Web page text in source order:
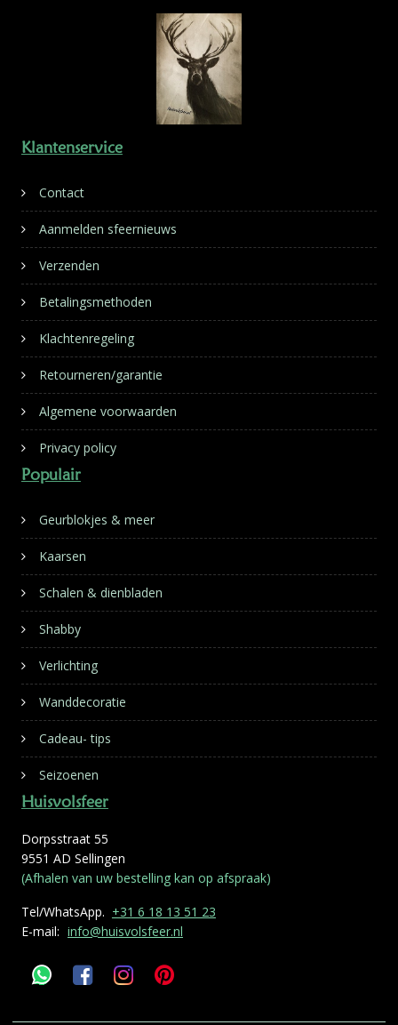
Klantenservice
Contact
Aanmelden sfeernieuws
Verzenden
Betalingsmethoden
Klachtenregeling
Retourneren/garantie
Algemene voorwaarden
Privacy policy
Populair
Geurblokjes & meer
Kaarsen
Schalen & dienbladen
Shabby
Verlichting
Wanddecoratie
Cadeau- tips
Seizoenen
Huisvolsfeer
Dorpsstraat 55
9551 AD Sellingen
(Afhalen van uw bestelling kan op afspraak)
Tel/WhatsApp. +31 6 18 13 51 23
E-mail: info@huisvolsfeer.nl